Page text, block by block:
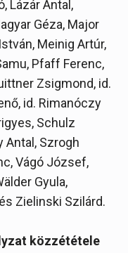
Lázár Antal,
Géza, Major
Meinig Artúr,
Pfaff Ferenc,
Zsigmond, id.
id. Rimanóczy
Schulz
Antal, Szrogh
Vágó József,
Gyula,
Zielinski Szilárd.
közzététele